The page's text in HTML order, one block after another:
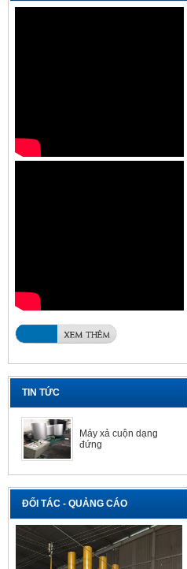
TIN TỨC
Máy xả cuộn dạng
đứng
ĐỐI TÁC - QUẢNG CÁO